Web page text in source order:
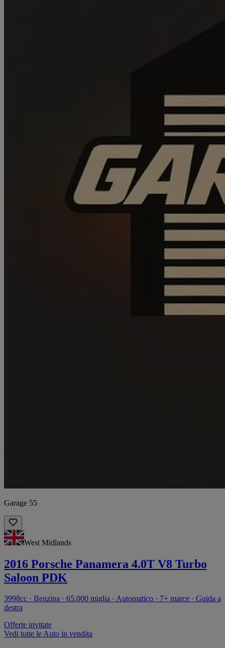
Garage 55
West Midlands
2016 Porsche Panamera 4.0T V8 Turbo
Saloon PDK
3998cc · Benzina · 65.000 miglia · Automatico · 7+ marce · Guida a
destra
Offerte invitate
Vedi tutte le Auto in vendita